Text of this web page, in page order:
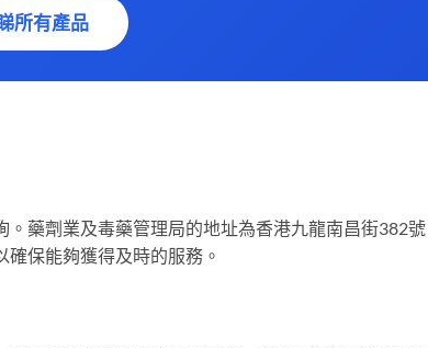
所有產品
藥劑業及毒藥管理局的地址為香港九龍南昌街382
保能夠獲得及時的服務。